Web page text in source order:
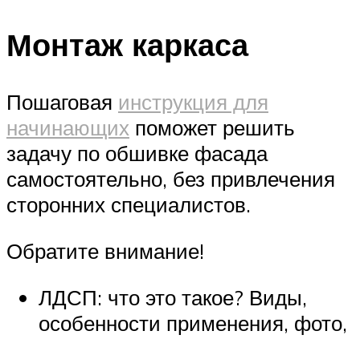
Монтаж каркаса
Пошаговая инструкция для
начинающих поможет решить
задачу по обшивке фасада
самостоятельно, без привлечения
сторонних специалистов.
Обратите внимание!
ЛДСП: что это такое? Виды,
особенности применения, фото,